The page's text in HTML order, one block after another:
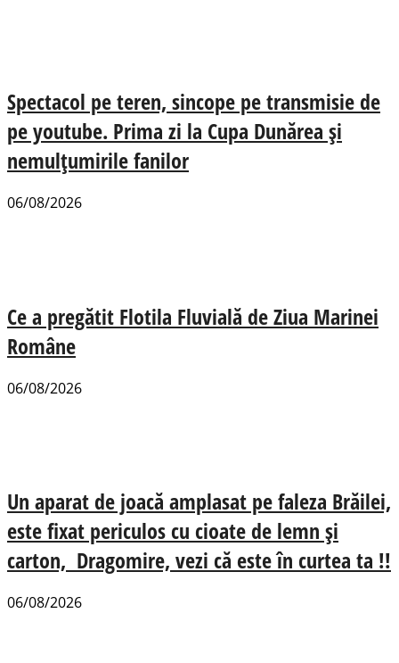
Spectacol pe teren, sincope pe transmisie de
pe youtube. Prima zi la Cupa Dunărea și
nemulțumirile fanilor
06/08/2026
Ce a pregătit Flotila Fluvială de Ziua Marinei
Române
06/08/2026
Un aparat de joacă amplasat pe faleza Brăilei,
este fixat periculos cu cioate de lemn și
carton, Dragomire, vezi că este în curtea ta !!
06/08/2026